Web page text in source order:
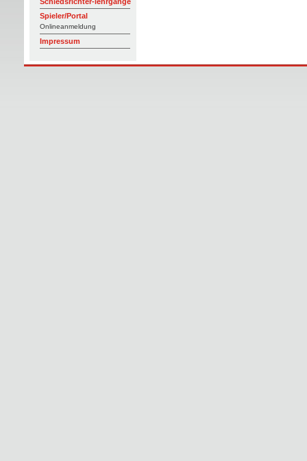
Spieler/Portal
Onlineanmeldung
Impressum